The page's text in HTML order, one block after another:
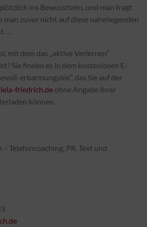
ins Bewusstsein, und man fragt
man zuvor nicht auf diese naheliegenden
…
mit dem das „aktive Verlernen“
Sie finden es in dem kostenlosen E-
erbarmungslos“, das Sie auf der
friedrich.de ohne Angabe ihrer
können.
Telefoncoaching, PR, Text und